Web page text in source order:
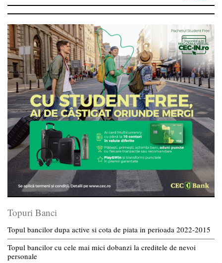
Topuri Banci
Topul bancilor dupa active si cota de piata in perioada 2022-2015
Topul bancilor cu cele mai mici dobanzi la creditele de nevoi
personale